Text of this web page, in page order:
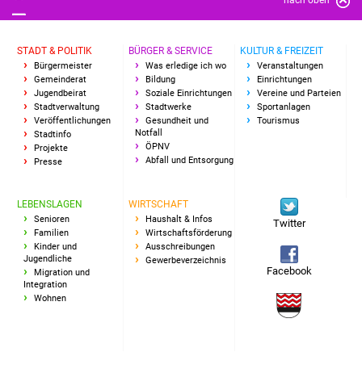
Ukraine-Hilfe
Wohnen
Wirtschaft
Wirtschaftsförderung
STADT & POLITIK
Bürgermeister
Gemeinderat
Jugendbeirat
Stadtverwaltung
Veröffentlichungen
Stadtinfo
Projekte
Presse
BÜRGER & SERVICE
Was erledige ich wo
Bildung
Soziale Einrichtungen
Stadtwerke
Gesundheit und
Notfall
ÖPNV
Abfall und Entsorgung
KULTUR & FREIZEIT
Veranstaltungen
Einrichtungen
Vereine und Parteien
Sportanlagen
Tourismus
LEBENSLAGEN
Senioren
Familien
Kinder und
Jugendliche
Migration und
Integration
Wohnen
WIRTSCHAFT
Haushalt & Infos
Wirtschaftsförderung
Ausschreibungen
Gewerbeverzeichnis
Twitter
Facebook